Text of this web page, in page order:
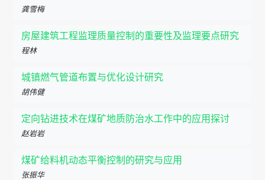
龚雪梅
房屋建筑工程监理质量控制的重要性及监理要点研究
程林
城镇燃气管道布置与优化设计研究
胡伟健
定向钻进技术在煤矿地质防治水工作中的应用探讨
赵岩岩
煤矿给料机动态平衡控制的研究与应用
张振华